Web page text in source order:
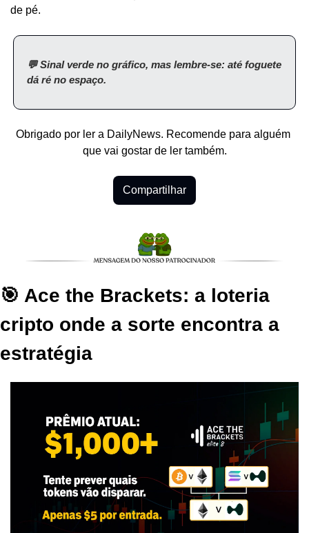
de pé.
💬 Sinal verde no gráfico, mas lembre-se: até foguete
dá ré no espaço.
Obrigado por ler a DailyNews. Recomende para alguém
que vai gostar de ler também.
Compartilhar
🎯 Ace the Brackets: a loteria
cripto onde a sorte encontra a
estratégia